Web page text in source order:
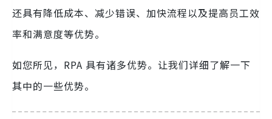
还具有降低成本、减少错误、加快流程以及提高员工效
率和满意度等优势。
如您所见，RPA 具有诸多优势。让我们详细了解一下
其中的一些优势。